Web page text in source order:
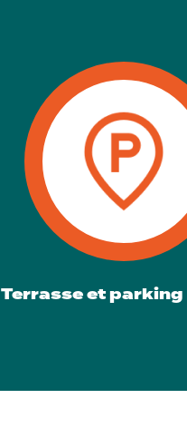
Terrasse et parking